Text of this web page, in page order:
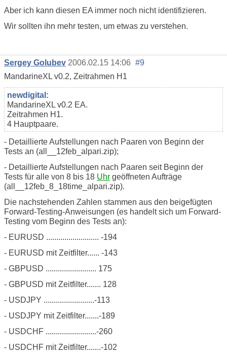
Aber ich kann diesen EA immer noch nicht identifizieren.
Wir sollten ihn mehr testen, um etwas zu verstehen.
Sergey Golubev 2006.02.15 14:06 #9
MandarineXL v0.2, Zeitrahmen H1
newdigital:
MandarineXL v0.2 EA.
Zeitrahmen H1.
4 Hauptpaare.
- Detaillierte Aufstellungen nach Paaren von Beginn der
Tests an (all__12feb_alpari.zip);
- Detaillierte Aufstellungen nach Paaren seit Beginn der
Tests für alle von 8 bis 18 Uhr geöffneten Aufträge
(all__12feb_8_18time_alpari.zip).
Die nachstehenden Zahlen stammen aus den beigefügten
Forward-Testing-Anweisungen (es handelt sich um Forward-
Testing vom Beginn des Tests an):
- EURUSD .......................... -194
- EURUSD mit Zeitfilter...... -143
- GBPUSD ......................... 175
- GBPUSD mit Zeitfilter....... 128
- USDJPY .........................-113
- USDJPY mit Zeitfilter.......-189
- USDCHF .........................-260
- USDCHF mit Zeitfilter.......-102